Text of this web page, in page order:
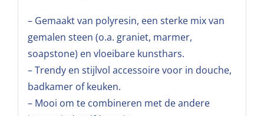
– Gemaakt van polyresin, een sterke mix van
gemalen steen (o.a. graniet, marmer,
soapstone) en vloeibare kunsthars.
– Trendy en stijlvol accessoire voor in douche,
badkamer of keuken.
– Mooi om te combineren met de andere